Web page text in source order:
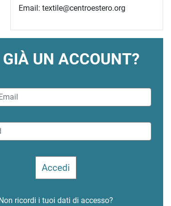
Email: textile@centroestero.org
UN ACCOUNT?
ricordi i tuoi dati di accesso?